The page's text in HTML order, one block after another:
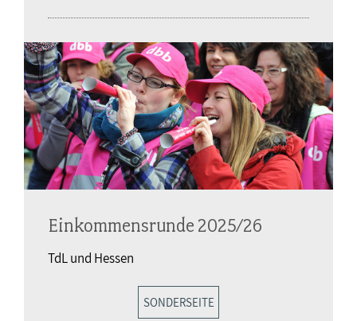
Einkommensrunde 2025/26
TdL und Hessen
SONDERSEITE